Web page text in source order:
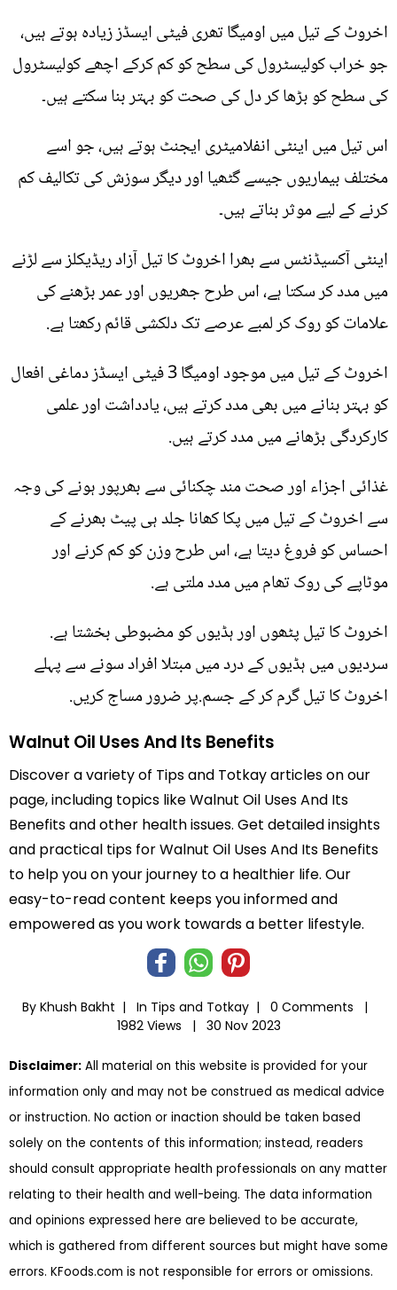
اخروٹ کے تیل میں اومیگا تھری فیٹی ایسڈز زیادہ ہوتے ہیں،
جو خراب کولیسٹرول کی سطح کو کم کرکے اچھے کولیسٹرول
کی سطح کو بڑھا کر دل کی صحت کو بہتر بنا سکتے ہیں۔
اس تیل میں اینٹی انفلامیٹری ایجنٹ ہوتے ہیں، جو اسے
مختلف بیماریوں جیسے گٹھیا اور دیگر سوزش کی تکالیف کم
کرنے کے لیے موثر بناتے ہیں۔
اینٹی آکسیڈنٹس سے بھرا اخروٹ کا تیل آزاد ریڈیکلز سے لڑنے
میں مدد کر سکتا ہے، اس طرح جھریوں اور عمر بڑھنے کی
علامات کو روک کر لمبے عرصے تک دلکشی قائم رکھتا ہے.
اخروٹ کے تیل میں موجود اومیگا 3 فیٹی ایسڈز دماغی افعال
کو بہتر بنانے میں بھی مدد کرتے ہیں، یادداشت اور علمی
کارکردگی بڑھانے میں مدد کرتے ہیں.
غذائی اجزاء اور صحت مند چکنائی سے بھرپور ہونے کی وجہ
سے اخروٹ کے تیل میں پکا کھانا جلد ہی پیٹ بھرنے کے
احساس کو فروغ دیتا ہے، اس طرح وزن کو کم کرنے اور
موٹاپے کی روک تھام میں مدد ملتی ہے.
اخروٹ کا تیل پٹھوں اور ہڈیوں کو مضبوطی بخشتا ہے.
سردیوں میں ہڈیوں کے درد میں مبتلا افراد سونے سے پہلے
اخروٹ کا تیل گرم کر کے جسم.پر ضرور مساج کریں.
Walnut Oil Uses And Its Benefits
Discover a variety of Tips and Totkay articles on our
page, including topics like Walnut Oil Uses And Its
Benefits and other health issues. Get detailed insights
and practical tips for Walnut Oil Uses And Its Benefits
to help you on your journey to a healthier life. Our
easy-to-read content keeps you informed and
empowered as you work towards a better lifestyle.
By Khush Bakht | In Tips and Totkay |
0 Comments |
1982 Views |
30 Nov 2023
Disclaimer: All material on this website is provided for your
information only and may not be construed as medical advice
or instruction. No action or inaction should be taken based
solely on the contents of this information; instead, readers
should consult appropriate health professionals on any matter
relating to their health and well-being. The data information
and opinions expressed here are believed to be accurate,
which is gathered from different sources but might have some
errors. KFoods.com is not responsible for errors or omissions.